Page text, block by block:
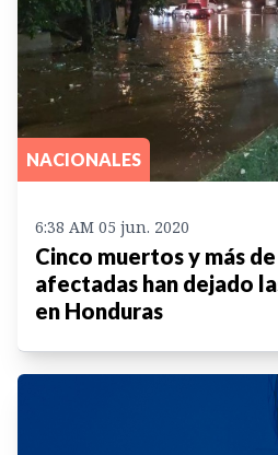
NACIONALES
6:38 AM 05 jun. 2020
Cinco muertos y más
afectadas han dejado
en Honduras